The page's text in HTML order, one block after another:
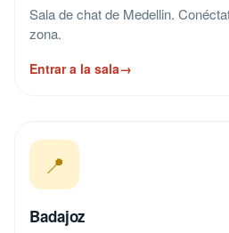
Sala de chat de Medellin.
zona.
Entrar a la sala→
📍
Badajoz